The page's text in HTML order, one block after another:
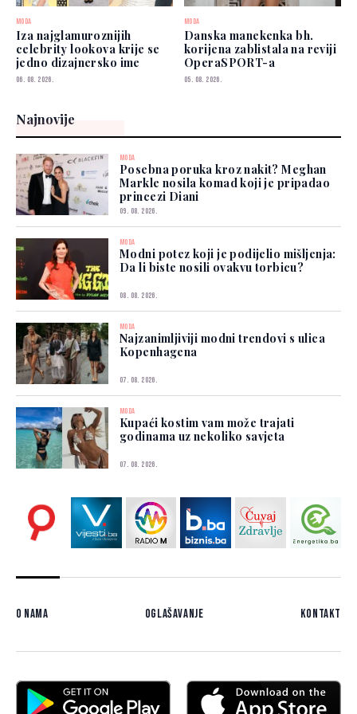
MODA
Iza najglamuroznijih
celebrity lookova krije se
jedno dizajnersko ime
06. 08. 2026.
MODA
Danska manekenka bh.
korijena zablistala na reviji
OperaSPORT-a
05. 08. 2026.
Najnovije
MODA
Posebna poruka kroz nakit? Meghan
Markle nosila komad koji je pripadao
princezi Diani
09. 08. 2026.
MODA
Modni potez koji je podijelio mišljenja:
Da li biste nosili ovakvu torbicu?
08. 08. 2026.
MODA
Najzanimljiviji modni trendovi s ulica
Kopenhagena
07. 08. 2026.
MODA
Kupaći kostim vam može trajati
godinama uz nekoliko savjeta
07. 08. 2026.
O nama Oglašavanje Kontakt